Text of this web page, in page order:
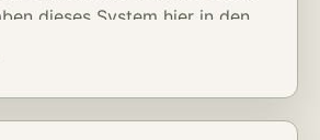
dieses System hier in den
vernachlässigt. Seit dem
mehr um seine Pflichten